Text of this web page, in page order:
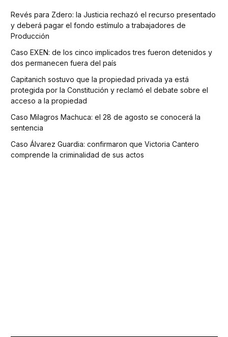
Revés para Zdero: la Justicia rechazó el recurso presentado
y deberá pagar el fondo estímulo a trabajadores de
Producción
Caso EXEN: de los cinco implicados tres fueron detenidos y
dos permanecen fuera del país
Capitanich sostuvo que la propiedad privada ya está
protegida por la Constitución y reclamó el debate sobre el
acceso a la propiedad
Caso Milagros Machuca: el 28 de agosto se conocerá la
sentencia
Caso Álvarez Guardia: confirmaron que Victoria Cantero
comprende la criminalidad de sus actos